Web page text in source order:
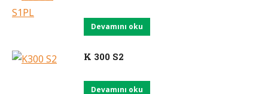
Devamını oku
K 300 S2
Devamını oku